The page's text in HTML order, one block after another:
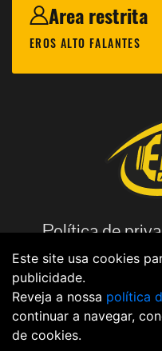
Area restrita
EROS ALTO FALANTES
Política de
cookies |
Legal |
2021 - EROS © Todos
Este site usa cookies
publicidade.
Reveja a nossa política
continuar a navegar,
de cookies.